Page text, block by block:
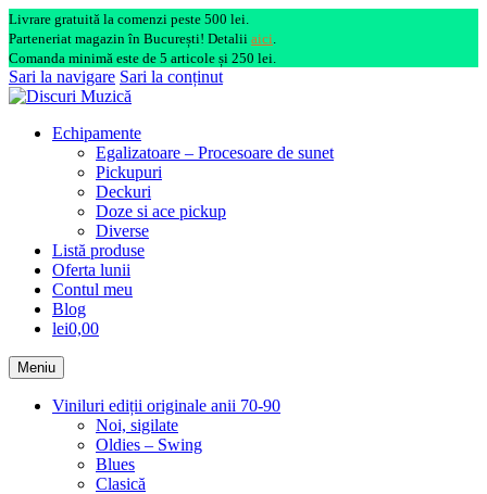
Livrare gratuită la comenzi peste 500 lei.
Parteneriat magazin în București! Detalii aici.
Comanda minimă este de 5 articole și 250 lei.
Sari la navigare Sari la conținut
Echipamente
Egalizatoare – Procesoare de sunet
Pickupuri
Deckuri
Doze si ace pickup
Diverse
Listă produse
Oferta lunii
Contul meu
Blog
lei0,00
Meniu
Viniluri ediții originale anii 70-90
Noi, sigilate
Oldies – Swing
Blues
Clasică